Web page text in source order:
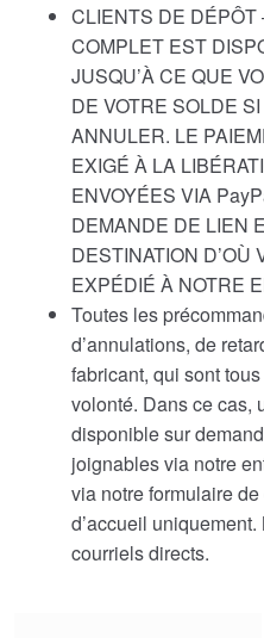
CLIENTS DE
COMPLET EST
JUSQU’À CE QUE
DE VOTRE SOLDE
ANNULER. LE
EXIGÉ À LA
ENVOYÉES VIA
DEMANDE DE LIEN
DESTINATION D’OÙ
EXPÉDIÉ À NOTRE
Toutes les
d’annulations, de
fabricant, qui sont
volonté. Dans ce cas,
disponible sur
joignables via notre
via notre formulaire
d’accueil
courriels directs.